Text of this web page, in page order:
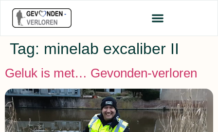
Tag: minelab excaliber II
Geluk is met… Gevonden-verloren